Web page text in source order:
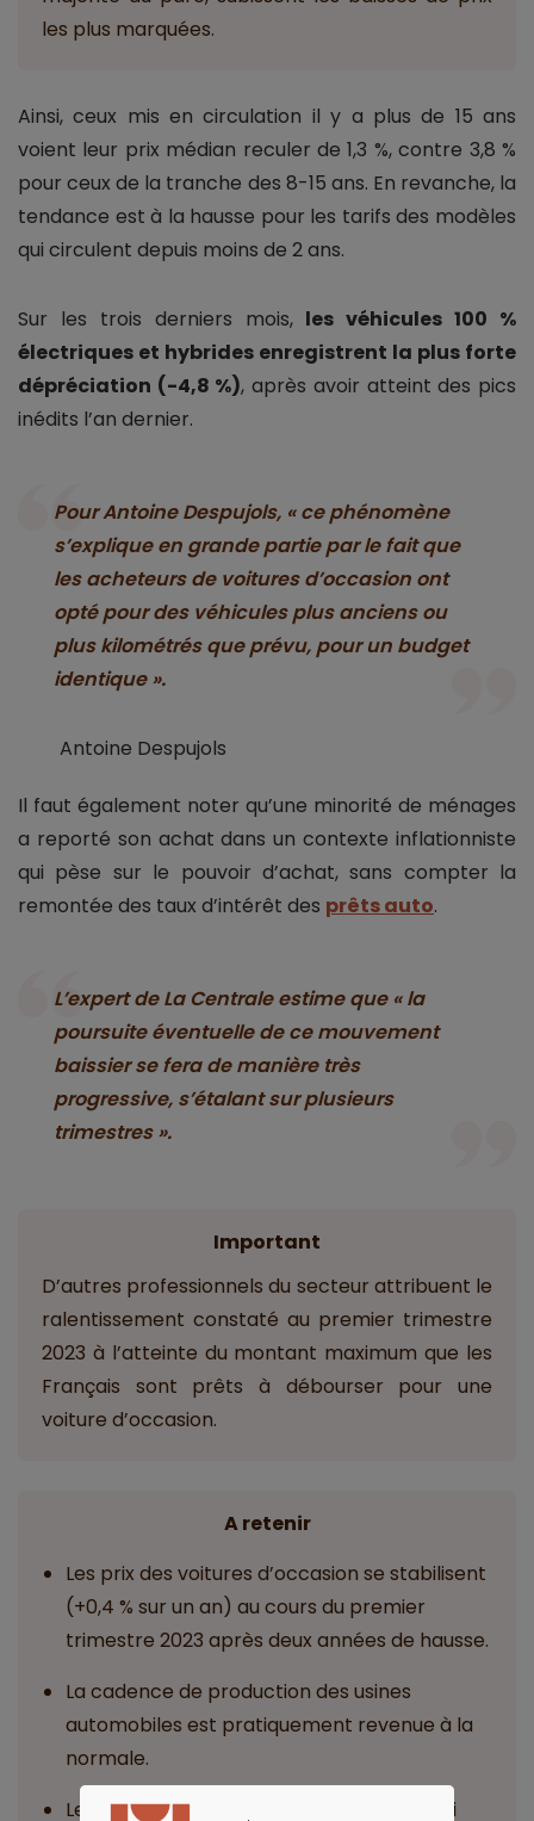
les plus marquées.
Ainsi, ceux mis en circulation il y a plus de 15 ans
voient leur prix médian reculer de 1,3 %, contre 3,8 %
pour ceux de la tranche des 8-15 ans. En revanche, la
tendance est à la hausse pour les tarifs des modèles
qui circulent depuis moins de 2 ans.
Sur les trois derniers mois, les véhicules 100 %
électriques et hybrides enregistrent la plus forte
dépréciation (-4,8 %), après avoir atteint des pics
inédits l’an dernier.
Pour Antoine Despujols, « ce phénomène
s’explique en grande partie par le fait que
les acheteurs de voitures d’occasion ont
opté pour des véhicules plus anciens ou
plus kilométrés que prévu, pour un budget
identique ».
Antoine Despujols
Il faut également noter qu’une minorité de ménages
a reporté son achat dans un contexte inflationniste
qui pèse sur le pouvoir d’achat, sans compter la
remontée des taux d’intérêt des prêts auto.
L’expert de La Centrale estime que « la
poursuite éventuelle de ce mouvement
baissier se fera de manière très
progressive, s’étalant sur plusieurs
trimestres ».
Important
D’autres professionnels du secteur attribuent le
ralentissement constaté au premier trimestre
2023 à l’atteinte du montant maximum que les
Français sont prêts à débourser pour une
voiture d’occasion.
A retenir
Les prix des voitures d’occasion se stabilisent
(+0,4 % sur un an) au cours du premier
trimestre 2023 après deux années de hausse.
La cadence de production des usines
automobiles est pratiquement revenue à la
normale.
Les véhicules électriques et hybrides, ainsi